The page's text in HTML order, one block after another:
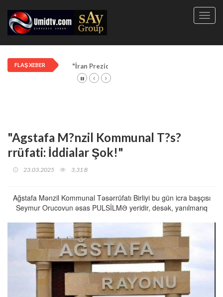
FLAŞ XEBER "İran Prezidenti: Azərbaycan müharibədə bizə
"Agstafa M?nzil Kommunal T?s?
rrüfati: İddialar Şok!"
23.03.2025 3,31 B
Ağstafa Mənzil Kommunal Təsərrüfatı Birliyi bu gün icra başçısı
Seymur Orucovun əsas PULSİLMƏ yeridir, desək, yanılmarıq